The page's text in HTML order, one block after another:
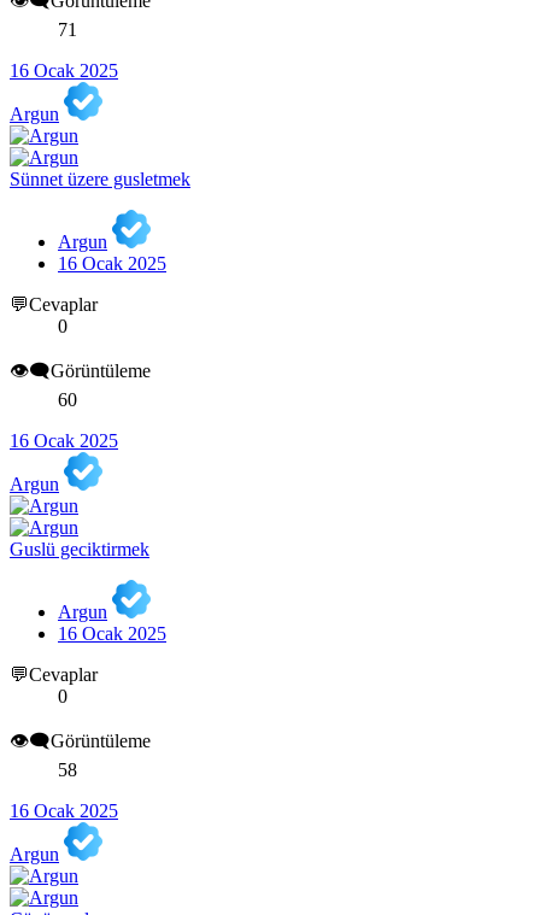
71
16 Ocak 2025
Argun
Sünnet üzere gusletmek
Argun
16 Ocak 2025
💬Cevaplar
0
👁️‍🗨️Görüntüleme
60
16 Ocak 2025
Argun
Guslü geciktirmek
Argun
16 Ocak 2025
💬Cevaplar
0
👁️‍🗨️Görüntüleme
58
16 Ocak 2025
Argun